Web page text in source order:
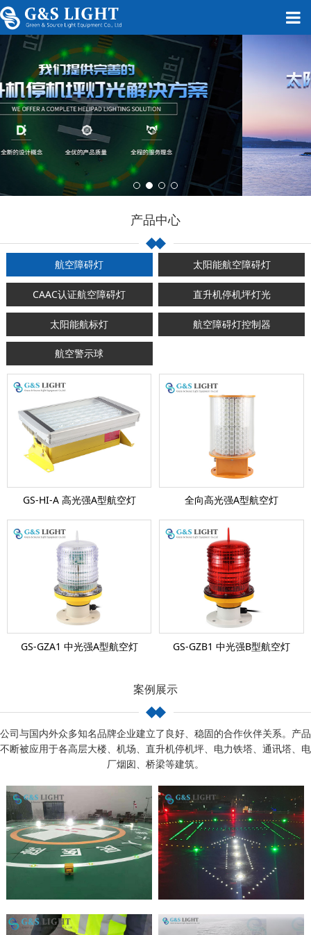
产品中心
航空障碍灯 太阳能航空障碍灯
CAAC认证航空障碍灯 直升机停机坪灯光
太阳能航标灯 航空障碍灯控制器
航空警示球
GS-HI-A 高光强A型航空灯 全向高光强A型航空灯
GS-GZA1 中光强A型航空灯 GS-GZB1 中光强B型航空灯
案例展示
公司与国内外众多知名品牌企业建立了良好、稳固的合作伙伴关系。产品
不断被应用于各高层大楼、机场、直升机停机坪、电力铁塔、通讯塔、电
厂烟囱、桥梁等建筑。